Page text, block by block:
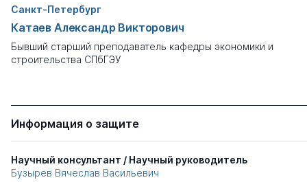
Санкт-Петербург
Катаев Александр Викторович
Бывший старший преподаватель кафедры экономики и
строительства СПбГЭУ
Информация о защите
Научный консультант / Научный руководитель
Бузырев Вячеслав Васильевич